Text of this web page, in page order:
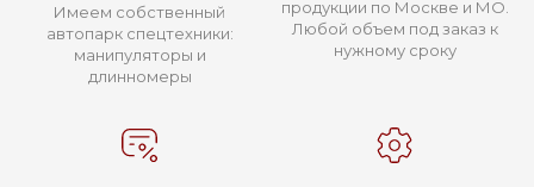
Имеем собственный
автопарк спецтехники:
манипуляторы и
длинномеры
продукции по Москве и МО.
Любой объем под заказ к
нужному сроку